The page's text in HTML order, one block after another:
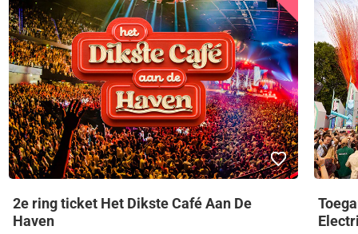
2e ring ticket Het Dikste Café Aan De
Haven